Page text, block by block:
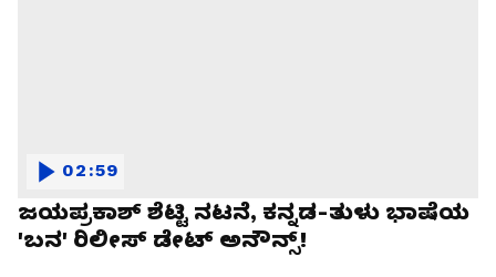
ಜಯಪ್ರಕಾಶ್ ಶೆಟ್ಟಿ ನಟನೆ, ಕನ್ನಡ-ತುಳು ಭಾಷೆಯ
'ಬನ' ರಿಲೀಸ್ ಡೇಟ್ ಅನೌನ್ಸ್!
02:59